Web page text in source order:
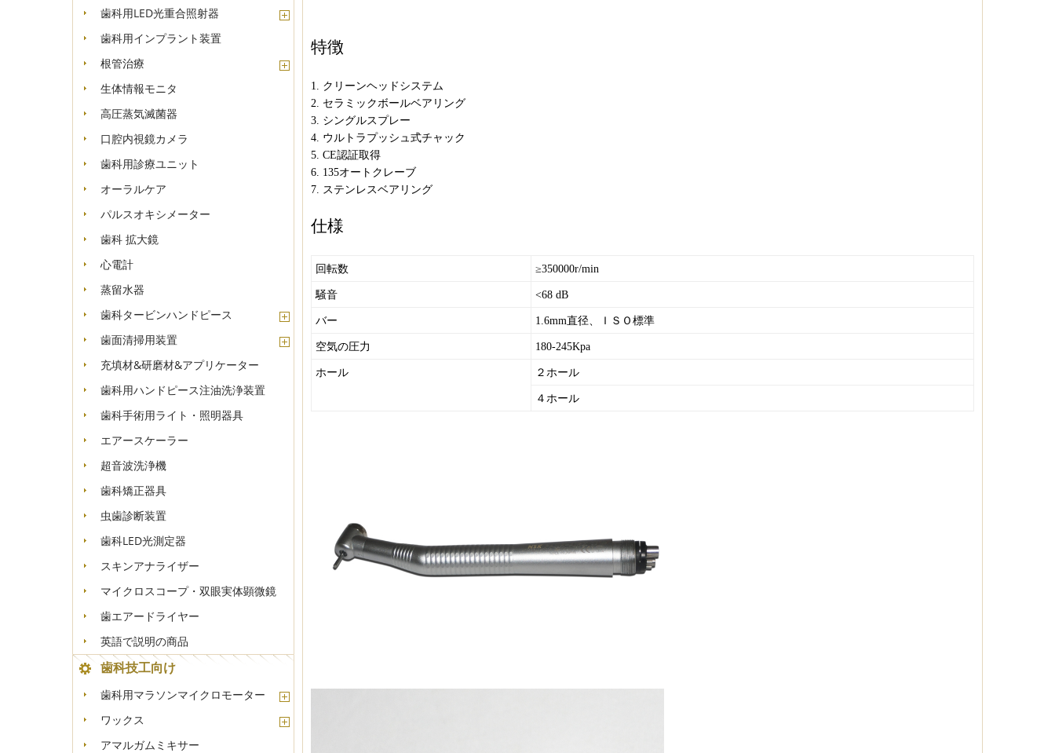
特徴
1. クリーンヘッドシステム
2. セラミックボールベアリング
3. シングルスプレー
4. ウルトラプッシュ式チャック
5. CE認証取得
6. 135オートクレーブ
7. ステンレスベアリング
仕様
回転数 ≥350000r/min
騒音 <68 dB
バー 1.6mm直径、ＩＳＯ標準
空気の圧力 180-245Kpa
ホール ２ ホール
４ホール
歯科用LED光重合照射器
歯科用インプラント装置
根管治療
生体情報モニタ
高圧蒸気滅菌器
口腔内視鏡カメラ
歯科用診療ユニット
オーラルケア
パルスオキシメーター
歯科 拡大鏡
心電計
蒸留水器
歯科タービンハンドピース
歯面清掃用装置
充填材&研磨材&アプリケーター
歯科用ハンドピース注油洗浄装置
歯科手術用ライト・照明器具
エアースケーラー
超音波洗浄機
歯科矯正器具
虫歯診断装置
歯科LED光測定器
スキンアナライザー
マイクロスコープ・双眼実体顕微鏡
歯エアードライヤー
英語で説明の商品
歯科技工向け
歯科用マラソンマイクロモーター
ワックス
アマルガムミキサー